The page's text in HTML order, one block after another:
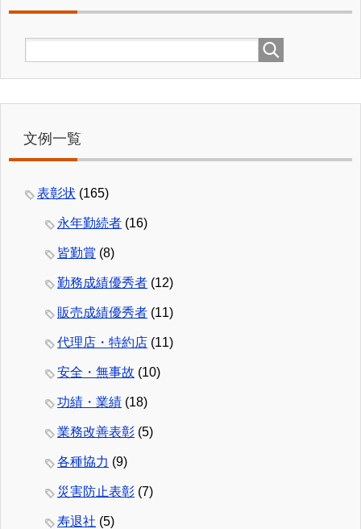
文例一覧
表彰状 (165)
永年勤続者 (16)
皆勤賞 (8)
勤務成績優秀者 (12)
販売成績優秀者 (11)
代理店・特約店 (11)
安全・無事故 (10)
功績・業績 (18)
業務改善表彰 (5)
各種協力 (9)
災害防止表彰 (7)
寿退社 (5)